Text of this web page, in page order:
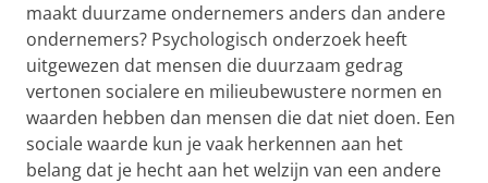
maakt duurzame ondernemers anders dan andere
ondernemers? Psychologisch onderzoek heeft
uitgewezen dat mensen die duurzaam gedrag
vertonen socialere en milieubewustere normen en
waarden hebben dan mensen die dat niet doen. Een
sociale waarde kun je vaak herkennen aan het
belang dat je hecht aan het welzijn van een andere